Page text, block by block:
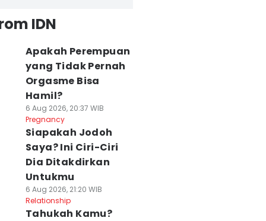
IDN
Apakah Perempuan
yang Tidak Pernah
Orgasme Bisa
Hamil?
6 Aug 2026, 20:37 WIB
Pregnancy
Siapakah Jodoh
Saya? Ini Ciri-Ciri
Dia Ditakdirkan
Untukmu
6 Aug 2026, 21:20 WIB
Relationship
Tahukah Kamu?